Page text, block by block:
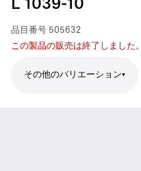
L 1039-10
品目番号 505632
この製品の販売は終了しました。
その他のバリエーション